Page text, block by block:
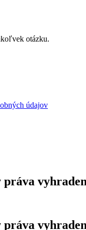
otázku.
údajov